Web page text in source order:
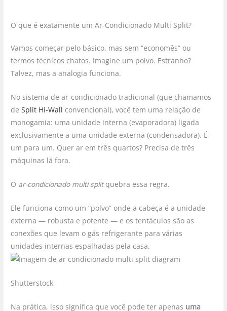
O que é exatamente um Ar-Condicionado Multi Split?
Vamos começar pelo básico, mas sem “economês” ou
termos técnicos chatos. Imagine um polvo. Estranho?
Talvez, mas a analogia funciona.
No sistema de ar-condicionado tradicional (que chamamos
deSplit Hi-Wall convencional), você tem uma relação de
monogamia: uma unidade interna (evaporadora) ligada
exclusivamente a uma unidade externa (condensadora). É
um para um. Quer ar em três quartos? Precisa de três
máquinas lá fora.
O ar-condicionado multi splitquebra essa regra.
Ele funciona como um “polvo” onde a cabeça é a unidade
externa — robusta e potente — e os tentáculos são as
conexões que levam o gás refrigerante para várias
unidades internas espalhadas pela casa.
Shutterstock
Na prática, isso significa que você pode ter apenas uma